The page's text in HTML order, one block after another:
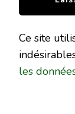
Ce site
les